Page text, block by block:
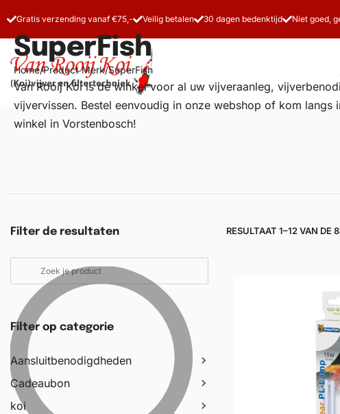
Gratis verzending vanaf €75,- Veilig betalen 30 dagen bedenktijd Niet goed,
SuperFish
Home/Product Merk/SuperFish
Van Rooij Koi is dé winkel voor al uw vijveraanleg,
vijvervissen. Bestel eenvoudig in onze webshop of kom langs
winkel in Vorstenbosch!
Filter de resultaten
Filter op categorie
Aansluitbenodigdheden
Cadeaubon
koi
RESULTAAT 1–12 VAN DE